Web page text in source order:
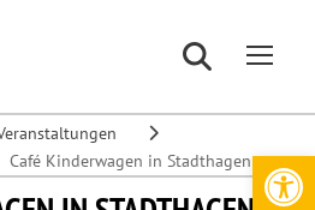
Café Kinderwagen in Stadthagen Werkzeugleiste öffnen